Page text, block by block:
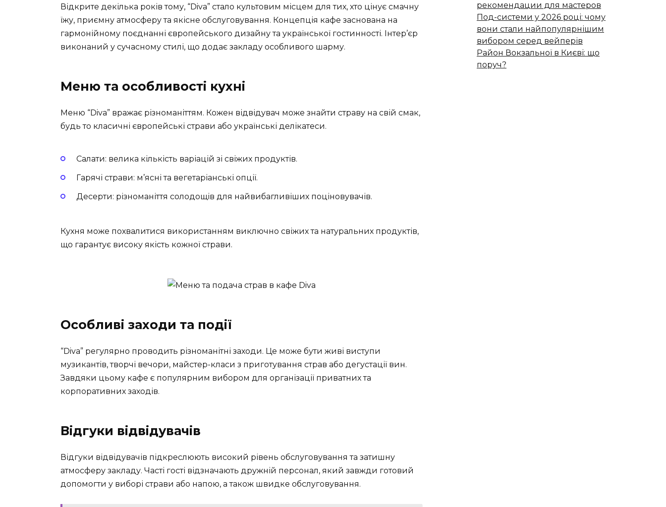
Відкрите декілька років тому, “Diva” стало культовим місцем для тих, хто цінує смачну
їжу, приємну атмосферу та якісне обслуговування. Концепція кафе заснована на
гармонійному поєднанні європейського дизайну та української гостинності. Інтер’єр
виконаний у сучасному стилі, що додає закладу особливого шарму.
Меню та особливості кухні
Меню “Diva” вражає різноманіттям. Кожен відвідувач може знайти страву на свій смак,
будь то класичні європейські страви або українські делікатеси.
Салати: велика кількість варіацій зі свіжих продуктів.
Гарячі страви: м’ясні та вегетаріанські опції.
Десерти: різноманіття солодощів для найвибагливіших поціновувачів.
Кухня може похвалитися використанням виключно свіжих та натуральних продуктів,
що гарантує високу якість кожної страви.
Особливі заходи та події
“Diva” регулярно проводить різноманітні заходи. Це може бути живі виступи
музикантів, творчі вечори, майстер-класи з приготування страв або дегустації вин.
Завдяки цьому кафе є популярним вибором для організації приватних та
корпоративних заходів.
Відгуки відвідувачів
Відгуки відвідувачів підкреслюють високий рівень обслуговування та затишну
атмосферу закладу. Часті гості відзначають дружній персонал, який завжди готовий
допомогти у виборі страви або напою, а також швидке обслуговування.
рекомендации для мастеров
Под-системи у 2026 році: чому
вони стали найпопулярнішим
вибором серед вейперів
Район Вокзальної в Києві: що
поруч?